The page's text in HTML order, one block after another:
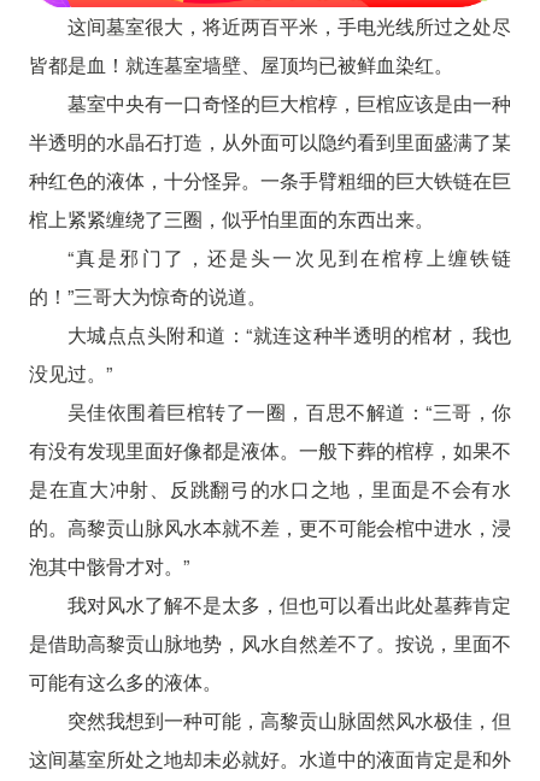
这间墓室很大，将近两百平米，手电光线所过之处尽
皆都是血！就连墓室墙壁、屋顶均已被鲜血染红。
墓室中央有一口奇怪的巨大棺椁，巨棺应该是由一种
半透明的水晶石打造，从外面可以隐约看到里面盛满了某
种红色的液体，十分怪异。一条手臂粗细的巨大铁链在巨
棺上紧紧缠绕了三圈，似乎怕里面的东西出来。
“真是邪门了，还是头一次见到在棺椁上缠铁链
的！”三哥大为惊奇的说道。
大城点点头附和道：“就连这种半透明的棺材，我也
没见过。”
吴佳依围着巨棺转了一圈，百思不解道：“三哥，你
有没有发现里面好像都是液体。一般下葬的棺椁，如果不
是在直大冲射、反跳翻弓的水口之地，里面是不会有水
的。高黎贡山脉风水本就不差，更不可能会棺中进水，浸
泡其中骸骨才对。”
我对风水了解不是太多，但也可以看出此处墓葬肯定
是借助高黎贡山脉地势，风水自然差不了。按说，里面不
可能有这么多的液体。
突然我想到一种可能，高黎贡山脉固然风水极佳，但
这间墓室所处之地却未必就好。水道中的液面肯定是和外